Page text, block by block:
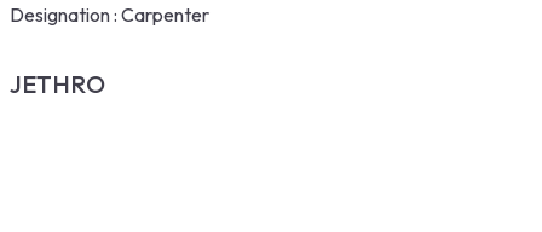
Designation : Carpenter
JETHRO